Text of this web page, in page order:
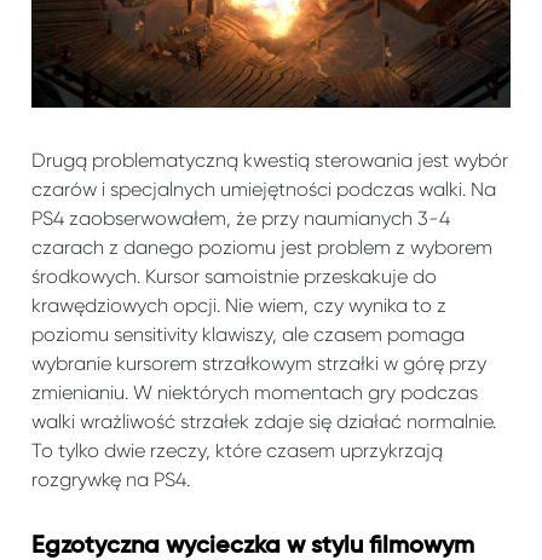
Drugą problematyczną kwestią sterowania jest wybór
czarów i specjalnych umiejętności podczas walki. Na
PS4 zaobserwowałem, że przy naumianych 3-4
czarach z danego poziomu jest problem z wyborem
środkowych. Kursor samoistnie przeskakuje do
krawędziowych opcji. Nie wiem, czy wynika to z
poziomu sensitivity klawiszy, ale czasem pomaga
wybranie kursorem strzałkowym strzałki w górę przy
zmienianiu. W niektórych momentach gry podczas
walki wrażliwość strzałek zdaje się działać normalnie.
To tylko dwie rzeczy, które czasem uprzykrzają
rozgrywkę na PS4.
Egzotyczna wycieczka w stylu filmowym